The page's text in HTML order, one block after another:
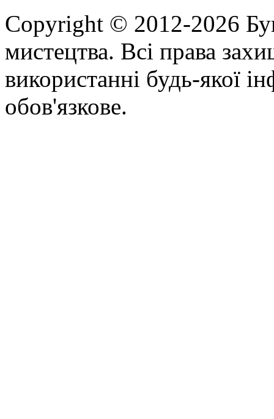
Copyright © 2012-2026
мистецтва. Всі права
використанні будь-якої
обов'язкове.